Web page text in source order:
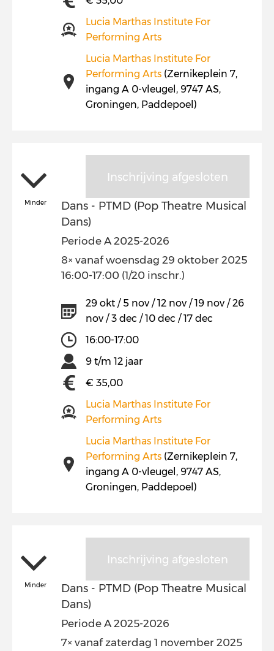
Lucia Marthas Institute For
Performing Arts
Lucia Marthas Institute For
Performing Arts (Zernikeplein 7,
ingang A 0-vleugel, 9747 AS,
Groningen, Paddepoel)
Inschrijving afgesloten
Minder
Dans - PTMD (Pop Theatre Musical
Dans)
Periode A 2025-2026
8× vanaf woensdag 29 oktober 2025
16:00-17:00 (1/20 inschr.)
29 okt / 5 nov / 12 nov / 19 nov / 26
nov / 3 dec / 10 dec / 17 dec
16:00-17:00
9 t/m 12 jaar
€ 35,00
Lucia Marthas Institute For
Performing Arts
Lucia Marthas Institute For
Performing Arts (Zernikeplein 7,
ingang A 0-vleugel, 9747 AS,
Groningen, Paddepoel)
Inschrijving afgesloten
Minder
Dans - PTMD (Pop Theatre Musical
Dans)
Periode A 2025-2026
7× vanaf zaterdag 1 november 2025